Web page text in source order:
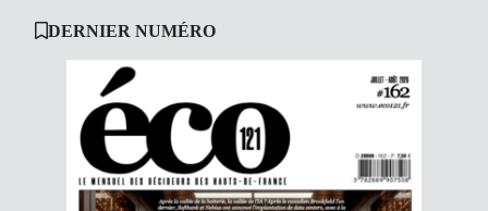
DERNIER NUMÉRO